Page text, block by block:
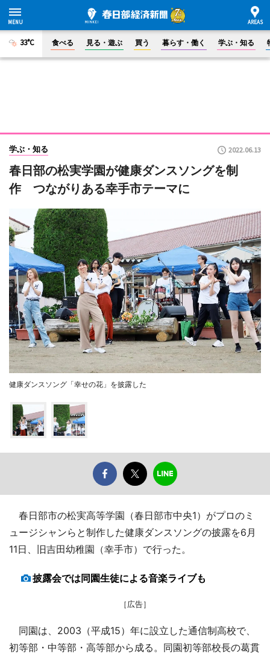
33°C 食べる 見る・遊ぶ 買う 暮らす・働く 学ぶ・知る
学ぶ・知る 2022.06.13
春日部の松実学園が健康ダンスソングを制
作 つながりある幸手市テーマに
健康ダンスソング「幸せの花」を披露した
春日部市の松実高等学園（春日部市中央1）がプロのミ
ュージシャンらと制作した健康ダンスソングの披露を6月
11日、旧吉田幼稚園（幸手市）で行った。
披露会では同園生徒による音楽ライブも
［広告］
同園は、2003（平成15）年に設立した通信制高校で、
初等部・中等部・高等部から成る。同園初等部校長の葛貫